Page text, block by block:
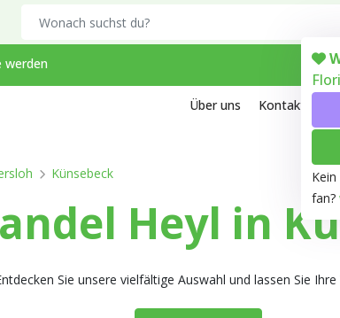
fan?
werden
Über uns Kontakt
Künsebeck
Heyl in
Sie unsere vielfältige Auswahl und lassen Sie